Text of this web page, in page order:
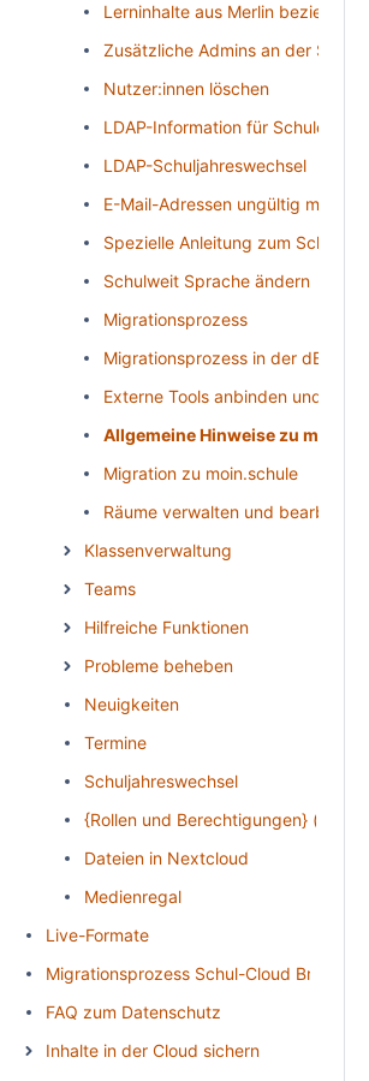
Lerninhalte aus Merlin beziehen
Zusätzliche Admins an der Schule
Nutzer:innen löschen
LDAP-Information für Schulen
LDAP-Schuljahreswechsel
E-Mail-Adressen ungültig
Spezielle Anleitung zum
Schulweit Sprache ändern
Migrationsprozess
Migrationsprozess in der
Externe Tools anbinden und
Allgemeine Hinweise zu
Migration zu moin.schule
Räume verwalten und bearbeiten
Klassenverwaltung
Teams
Hilfreiche Funktionen
Probleme beheben
Neuigkeiten
Termine
Schuljahreswechsel
{Rollen und Berechtigungen}
Dateien in Nextcloud
Medienregal
Live-Formate
Migrationsprozess Schul-Cloud
FAQ zum Datenschutz
Inhalte in der Cloud sichern